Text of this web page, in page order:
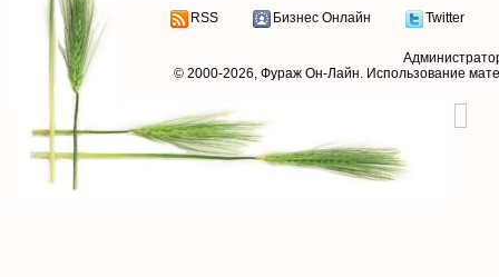
RSS Бизнес Онлайн Twitter
© 2000-2026, Фураж Он-Лайн. Использование